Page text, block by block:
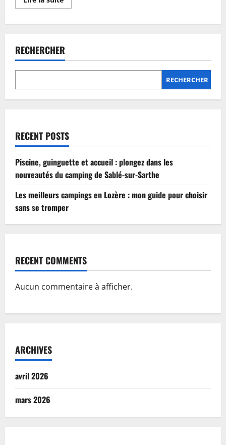
savoir
en
Lozère
:
mon
choisir
sans
RECHERCHER
RECHERCHER
RECENT POSTS
Piscine, guinguette et accueil : plongez dans les
nouveautés du camping de Sablé-sur-Sarthe
Les meilleurs campings en Lozère : mon guide pour choisir
sans se tromper
RECENT COMMENTS
Aucun commentaire à afficher.
ARCHIVES
avril 2026
mars 2026